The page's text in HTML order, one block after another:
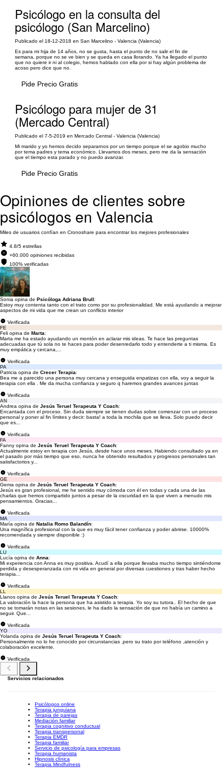
Psicólogo en la consulta del
psicólogo (San Marcelino)
Publicado el 18-12-2018 en San Marcelino - Valencia (Valencia)
Es para mi hija de 14 años, no se gusta, hasta el punto de no salir el fin de
semana, porque no se ve bien y se queda en casa llorando. Ya ha llegado el punto
que no quiere ir ni al colegio, hemos hablado con ella por si hay algún problema de
acoso pero dice que no.
Pide Precio Gratis
Psicólogo para mujer de 31
(Mercado Central)
Publicado el 7-5-2019 en Mercado Central - Valencia (Valencia)
Mi marido y yo hemos decido separarnos por un tiempo porque el se agobio mucho
por tema padres y tema económico. Llevamos dos meses, pero me da la sensación
que el tiempo esta parado y no puedo avanzar.
Pide Precio Gratis
Opiniones de clientes sobre
psicólogos en Valencia
Miles de usuarios confían en Cronoshare para encontrar los mejores profesionales
4.8/5 estrellas
+60.000 opiniones recibidas
100% verificadas
Sonia opina de Psicóloga Adriana Brull:
Estoy muy contenta tanto con el trato como por su profesionalidad. Me está ayudando a mejorar
aspectos de mi vida que me crean un conflicto interior
Verificada
FE
Feli opina de Marta:
Marta me ha estado ayudando un montón en aclarar mis ideas. Te hace las preguntas
adecuadas que tú sola no te haces para poder desenredarlo todo y entenderte a ti misma. Es
muy empática y cercana,...
Verificada
PA
Patricia opina de Crecer Terapia:
Bea me a parecido una persona muy cercana y enseguida enpatizas con ella, voy a seguir la
terapia con ella . Me da mucha confianza y seguro q haremos grandes avances juntas
Verificada
AN
Andrea opina de Jesús Teruel Terapeuta Y Coach:
Encantada con el proceso. Sin duda siempre se tienen dudas sobre comenzar con un proceso
personal y poner al fin límites y decir: basta! a toda la mochila que se lleva. Solo puedo decir
que es...
Verificada
FA
Fanny opina de Jesús Teruel Terapeuta Y Coach:
Actualmente estoy en terapia con Jesús, desde hace unos meses. Habiendo consultado ya en
el pasado por más tiempo que eso, nunca he obtenido resultados y progresos personales tan
satisfactorios y...
Verificada
GE
Gema opina de Jesús Teruel Terapeuta Y Coach:
Jesús es gran profesional, me he sentido muy cómoda con él en todas y cada una de las
charlas que hemos compartido juntos a pesar de la oscuridad en la que viven a menudo mis
pensamientos. Gracias...
Verificada
MA
María opina de Natalia Romo Balandín:
Una magnífica profesional con la que es muy fácil tener confianza y poder abrirse. 10000%
recomendada y siempre disponible :)
Verificada
LU
Lucía opina de Anna:
Mi experiencia con Anna es muy positiva. Acudí a ella porque llevaba mucho tiempo sintiéndome
perdida y desesperanzada con mi vida en general por diversas cuestiones y tras haber hecho
terapia...
Verificada
LL
Llanos opina de Jesús Teruel Terapeuta Y Coach:
La valoración la hace la persona que ha asistido a terapia. Yo soy su tutora.. El hecho de que
no se tomarán notas en las sesiones, le ha dado la sensación de que no había un camino a
seguir. Que...
Verificada
YO
Yolanda opina de Jesús Teruel Terapeuta Y Coach:
Personalmente no lo he conocido por circunstancias ,pero su trato por teléfono ,atención y
colaboración excelente.
Verificada
Servicios relacionados
Psicólogos online
Terapia junguiana
Terapia de parejas
Mediación familiar
Terapia cognitivo conductual
Terapia transpersonal
Terapia EMDR
Terapia familiar
Servicio de psicología para empresas
Terapia humanista
Hipnosis clínica
Terapia Mindfulness